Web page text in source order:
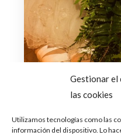
Gestionar el
las cookies
Utilizamos tecnologías como las
información del dispositivo. Lo